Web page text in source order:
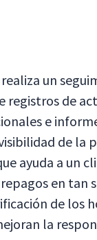
un
registros de
e
de la
ayuda a un
en tan
de los
la